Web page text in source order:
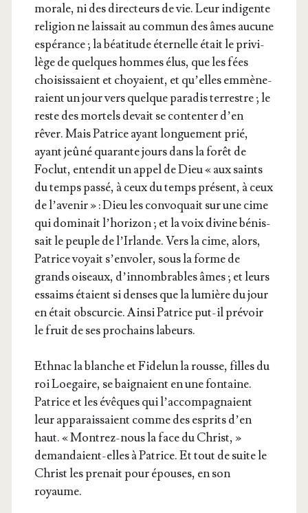
morale, ni des direc­teurs de vie. Leur indi­gente
reli­gion ne lais­sait au com­mun des âmes aucune
espé­rance ; la béa­ti­tude éter­nelle était le pri­vi­
lège de quelques hommes élus, que les fées
choi­sis­saient et choyaient, et qu’elles emmè­ne­
raient un jour vers quelque para­dis ter­restre ; le
reste des mor­tels devait se conten­ter d’en
rêver. Mais Patrice ayant lon­gue­ment prié,
ayant jeû­né qua­rante jours dans la forêt de
Foclut, enten­dit un appel de Dieu « aux saints
du temps pas­sé, à ceux du temps pré­sent, à ceux
de l’a­ve­nir » : Dieu les convo­quait sur une cime
qui domi­nait l’ho­ri­zon ; et la voix divine bénis­
sait le peuple de l’Ir­lande. Vers la cime, alors,
Patrice voyait s’en­vo­ler, sous la forme de
grands oiseaux, d’in­nom­brables âmes ; et leurs
essaims étaient si denses que la lumière du jour
en était obs­cur­cie. Ain­si Patrice put-il pré­voir
le fruit de ses pro­chains labeurs.
Eth­nac la blanche et Fide­lun la rousse, filles du
roi Loe­gaire, se bai­gnaient en une fon­taine.
Patrice et les évêques qui l’ac­com­pa­gnaient
leur appa­rais­saient comme des esprits d’en
haut. « Mon­trez-nous la face du Christ, »
deman­daient-elles à Patrice. Et tout de suite le
Christ les pre­nait pour épouses, en son
royaume.